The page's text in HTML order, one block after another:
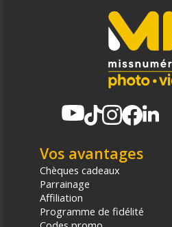
Vos avantages
Chèques cadeaux
Parrainage
Affiliation
Programme de fidélité